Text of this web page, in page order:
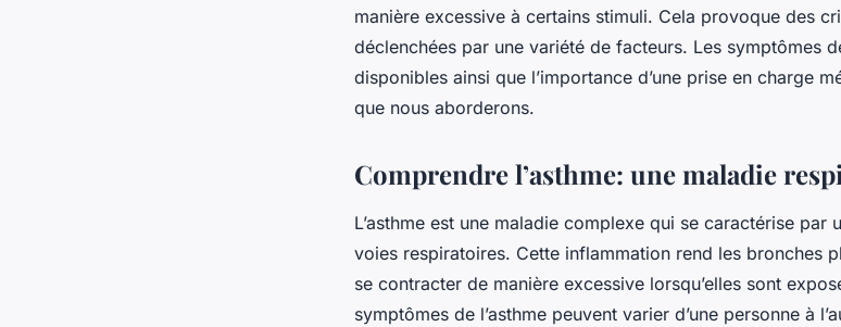
manière excessive à certains stimuli. Cela provoque des
déclenchées par une variété de facteurs. Les symptômes
disponibles ainsi que l’importance d’une prise en charge
que nous aborderons.
Comprendre l’asthme: une maladie
L’asthme est une maladie complexe qui se caractérise par
voies respiratoires. Cette inflammation rend les bronches
se contracter de manière excessive lorsqu’elles sont
symptômes de l’asthme peuvent varier d’une personne à